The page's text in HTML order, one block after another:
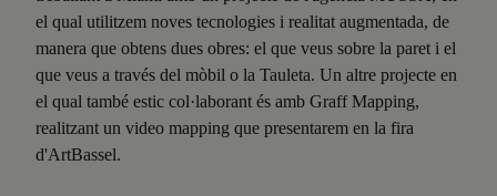
el qual utilitzem noves tecnologies i realitat augmentada, de
manera que obtens dues obres: el que veus sobre la paret i el
que veus a través del mòbil o la Tauleta. Un altre projecte en
el qual també estic col·laborant és amb Graff Mapping,
realitzant un video mapping que presentarem en la fira
d'ArtBassel.